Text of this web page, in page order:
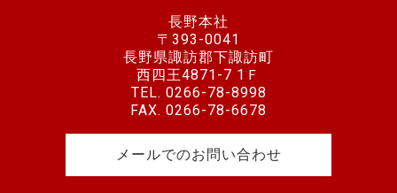
長野本社
〒393-0041
長野県諏訪郡下諏訪町
西四王4871-7 1Ｆ
TEL. 0266-78-8998
FAX. 0266-78-6678
メールでのお問い合わせ